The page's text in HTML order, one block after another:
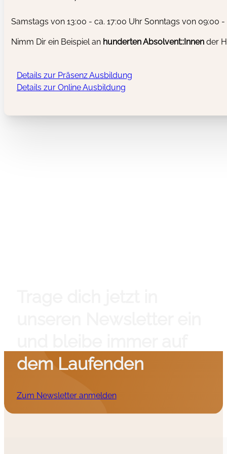
Samstags von 13:00 - ca. 17:00 Uhr Sonntags von 09:00 -
Nimm Dir ein Beispiel an hundertenAbsolvent::Innender
Details zur Präsenz Ausbildung
Details zur Online Ausbildung
dem Laufenden
Zum Newsletter anmelden